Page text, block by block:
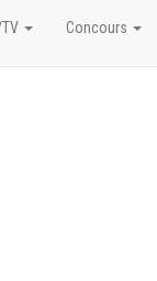
Concours